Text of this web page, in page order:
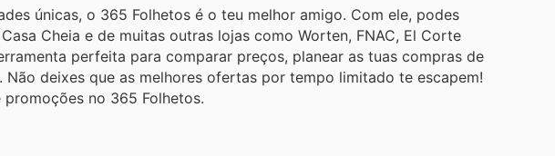
únicas, o 365 Folhetos é o teu melhor amigo. Com ele, podes
Cheia e de muitas outras lojas como Worten, FNAC, El Corte
perfeita para comparar preços, planear as tuas compras de
deixes que as melhores ofertas por tempo limitado te escapem!
no 365 Folhetos.